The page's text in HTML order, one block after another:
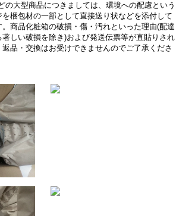
の大型商品につきましては、環境への配慮という
梱包材の一部として直接送り状などを添付して
商品化粧箱の破損・傷・汚れといった理由(配達
しい破損を除き)および発送伝票等が直貼りされ
品・交換はお受けできませんのでご了承くださ